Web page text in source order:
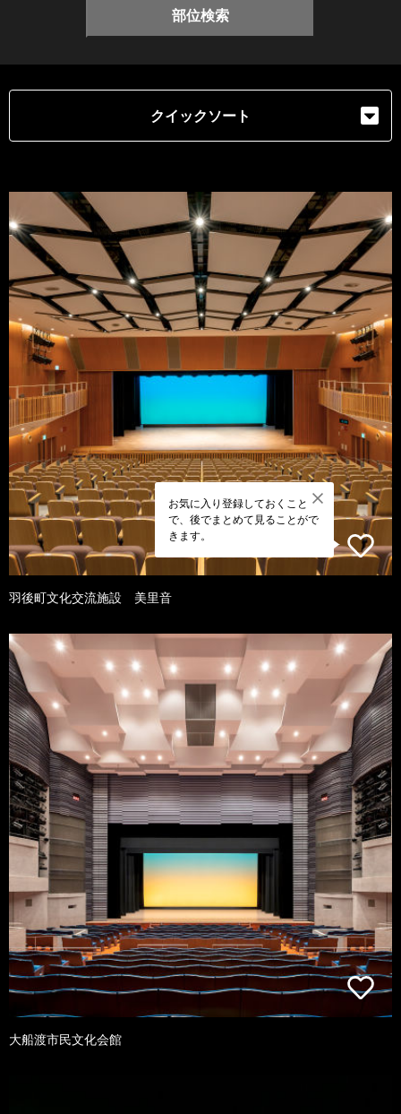
部位検索
クイックソート
お気に入り登録しておくこと
で、後でまとめて見ることがで
きます。
羽後町文化交流施設 美里音
大船渡市民文化会館